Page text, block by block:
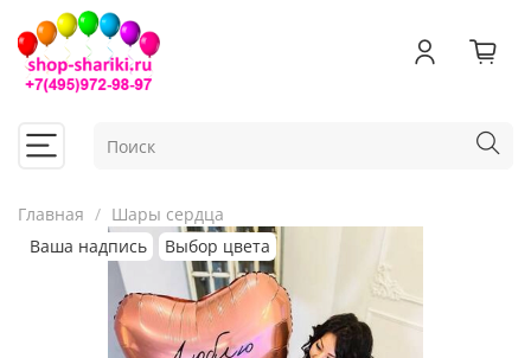
Главная
Шары сердца
Ваша надпись
Выбор цвета